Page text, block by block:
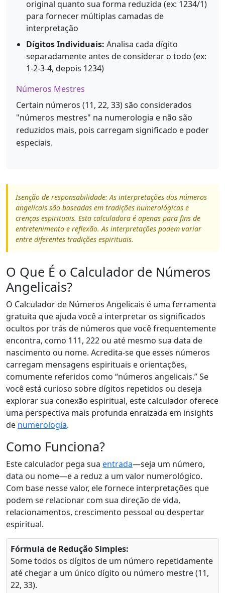
original quanto sua forma reduzida (ex: 1234/1)
para fornecer múltiplas camadas de
interpretação
Dígitos Individuais: Analisa cada dígito
separadamente antes de considerar o todo (ex:
1-2-3-4, depois 1234)
Números Mestres
Certain números (11, 22, 33) são considerados
"números mestres" na numerologia e não são
reduzidos mais, pois carregam significado e poder
especiais.
Isenção de responsabilidade: As interpretações dos números
angelicais são baseadas em tradições numerológicas e
crenças espirituais. Esta calculadora é apenas para fins de
entretenimento e reflexão. As interpretações podem variar
entre diferentes tradições espirituais.
O Que É o Calculador de Números
Angelicais?
O Calculador de Números Angelicais é uma ferramenta
gratuita que ajuda você a interpretar os significados
ocultos por trás de números que você frequentemente
encontra, como 111, 222 ou até mesmo sua data de
nascimento ou nome. Acredita-se que esses números
carregam mensagens espirituais e orientações,
comumente referidos como “números angelicais.” Se
você está curioso sobre dígitos repetidos ou deseja
explorar sua conexão espiritual, este calculador oferece
uma perspectiva mais profunda enraizada em insights
de numerologia.
Como Funciona?
Este calculador pega sua entrada—seja um número,
data ou nome—e a reduz a um valor numerológico.
Com base nesse valor, ele fornece interpretações que
podem se relacionar com sua direção de vida,
relacionamentos, crescimento pessoal ou despertar
espiritual.
Fórmula de Redução Simples:
Some todos os dígitos de um número repetidamente
até chegar a um único dígito ou número mestre (11,
22, 33).